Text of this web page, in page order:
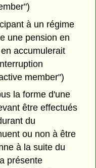
à un régime
une pension en
accumulerait
member")
la forme d'une
être effectués
du
ou non à être
à la suite du
présente